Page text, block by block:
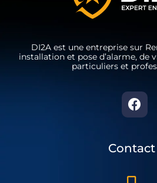
DI2A est une entreprise sur
installation et pose d’alarme, de
particuliers et
Contact